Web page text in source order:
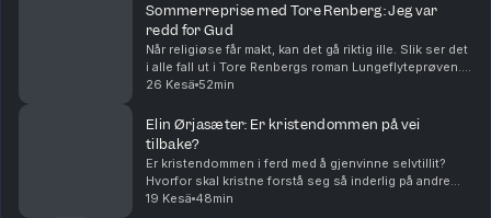
Sommerreprise med Tore Renberg: Jeg var
redd for Gud
Når religiøse får makt, kan det gå riktig ille. Slik ser det
i alle fall ut i Tore Renbergs roman Lungeflyteprøven.
Den handler om 1600-tallets Tyskland, men den
26 Kesä 52min
Elin Ørjasæter: Er kristendommen på vei
tilbake?
Er kristendommen i ferd med å gjenvinne selvtillit?
Hvorfor skal kristne forstå seg så inderlig på andre
religioner? Og hvorfor er det så vanskelig for Elin
19 Kesä 48min